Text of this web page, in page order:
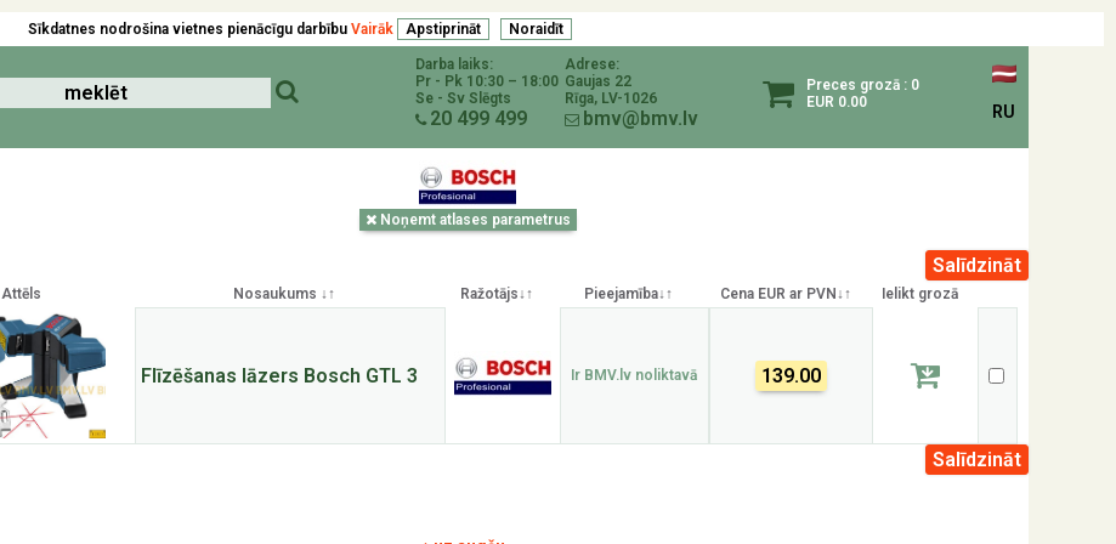
Sīkdatnes nodrošina vietnes pienācīgu darbību Vairāk
Darba laiks:
Pr - Pk 10:30 – 18:00
Se - Sv Slēgts
20 499 499
Adrese:
Gaujas 22
Rīga, LV-1026
bmv@bmv.lv
Preces grozā : 0
EUR 0.00
RU
Noņemt atlases parametrus
Attēls Nosaukums ↓↑ Ražotājs↓↑ Pieejamība↓↑ Cena EUR ar PVN↓↑ Ielikt grozā
Flīzēšanas lāzers Bosch GTL 3 Ir BMV.lv noliktavā 139.00